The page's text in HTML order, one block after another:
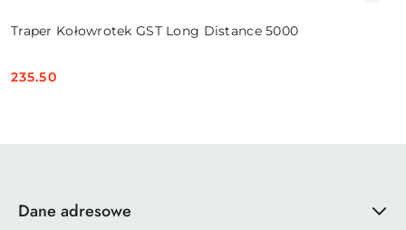
Traper Kołowrotek GST Long Distance 5000
Cena:
235.50
Dane adresowe